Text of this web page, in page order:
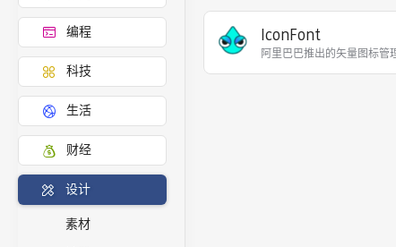
编程
科技
生活
财经
设计
素材
IconFont
阿里巴巴推出的矢量图标管